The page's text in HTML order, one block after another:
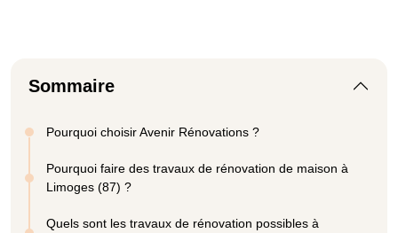
Sommaire
Pourquoi choisir Avenir Rénovations ?
Pourquoi faire des travaux de rénovation de maison à
Limoges (87) ?
Quels sont les travaux de rénovation possibles à